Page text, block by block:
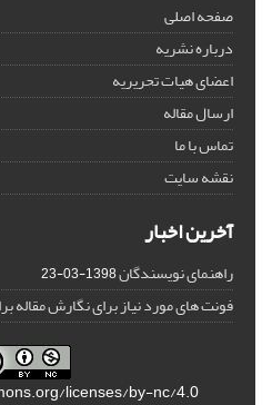
صفحه اصلی
درباره نشریه
اعضای هیات تحریریه
ارسال مقاله
تماس با ما
نقشه سایت
آخرین اخبار
راهنمای نویسندگان1398-03-23
فونت های مورد نیاز برای نگارش مقاله
licenses/by-nc/4.0/